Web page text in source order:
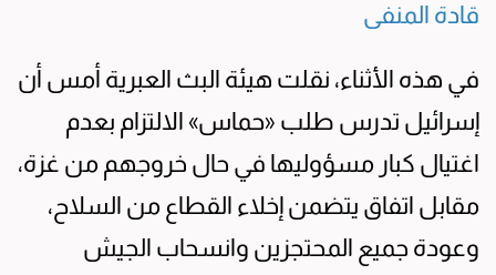
قادة المنفى
في هذه الأثناء، نقلت هيئة البث العبرية أمس أن
إسرائيل تدرس طلب «حماس» الالتزام بعدم
اغتيال كبار مسؤوليها في حال خروجهم من غزة،
مقابل اتفاق يتضمن إخلاء القطاع من السلاح،
وعودة جميع المحتجزين وانسحاب الجيش